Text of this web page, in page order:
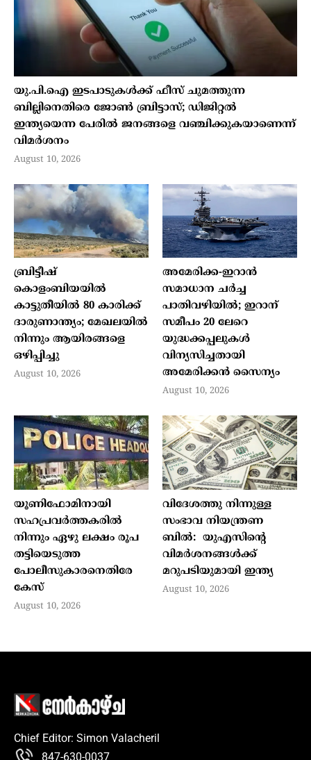
യു.പി.ഐ ഇടപാടുകൾക്ക് ഫീസ് ചുമത്തുന്ന
ബില്ലിനെതിരെ ജോൺ ബ്രിട്ടാസ്; ഡിജിറ്റൽ
ഇന്ത്യയെന്ന പേരിൽ ജനങ്ങളെ വഞ്ചിക്കുകയാണെന്ന്
വിമർശനം
August 10, 2026
ബ്രിട്ടീഷ്
കൊളംബിയയില്‍
കാട്ടുതീയില്‍ 80 കാരിക്ക്
ദാരുണാന്ത്യം; മേഖലയില്‍
നിന്നും ആയിരങ്ങളെ
ഒഴിപ്പിച്ചു
August 10, 2026
അമേരിക്ക-ഇറാന്‍
സമാധാന ചര്‍ച്ച
പാതിവഴിയില്‍; ഇറാന്
സമീപം 20 ലേറെ
യുദ്ധക്കപ്പലുകള്‍
വിന്യസിച്ചതായി
അമേരിക്കന്‍ സൈന്യം
August 10, 2026
യൂണിഫോമിനായി
സഹപ്രവര്‍ത്തകരില്‍
നിന്നും ഏഴു ലക്ഷം രൂപ
തട്ടിയെടുത്ത
പോലീസുകാരനെതിരേ
കേസ്
August 10, 2026
വിദേശത്തു നിന്നുള്ള
സംഭാവ നിയന്ത്രണ
ബില്‍: യുഎസിന്റെ
വിമര്‍ശനങ്ങള്‍ക്ക്
മറുപടിയുമായി ഇന്ത്യ
August 10, 2026
Chief Editor: Simon Valacheril
847-630-0037